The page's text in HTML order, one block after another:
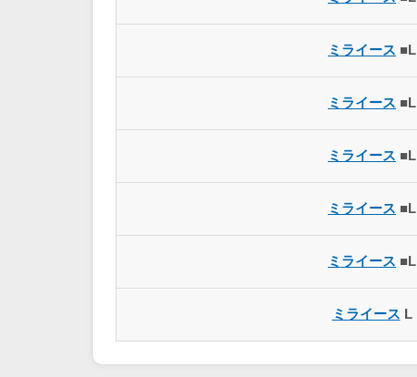
ミライース ■L
ミライース ■L
ミライース ■L
ミライース ■L
ミライース ■L
ミライース L